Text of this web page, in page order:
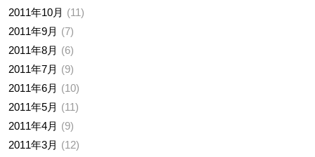
2011年10月
11
2011年9月
7
2011年8月
6
2011年7月
9
2011年6月
10
2011年5月
11
2011年4月
9
2011年3月
12